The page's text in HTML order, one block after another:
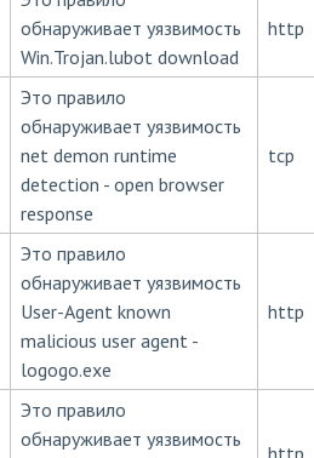
обнаруживает уязвимость
Win.Trojan.lubot download
http
Это правило
обнаруживает уязвимость
net demon runtime
detection - open browser
response
tcp
Это правило
обнаруживает уязвимость
User-Agent known
malicious user agent -
logogo.exe
http
Это правило
обнаруживает уязвимость
http